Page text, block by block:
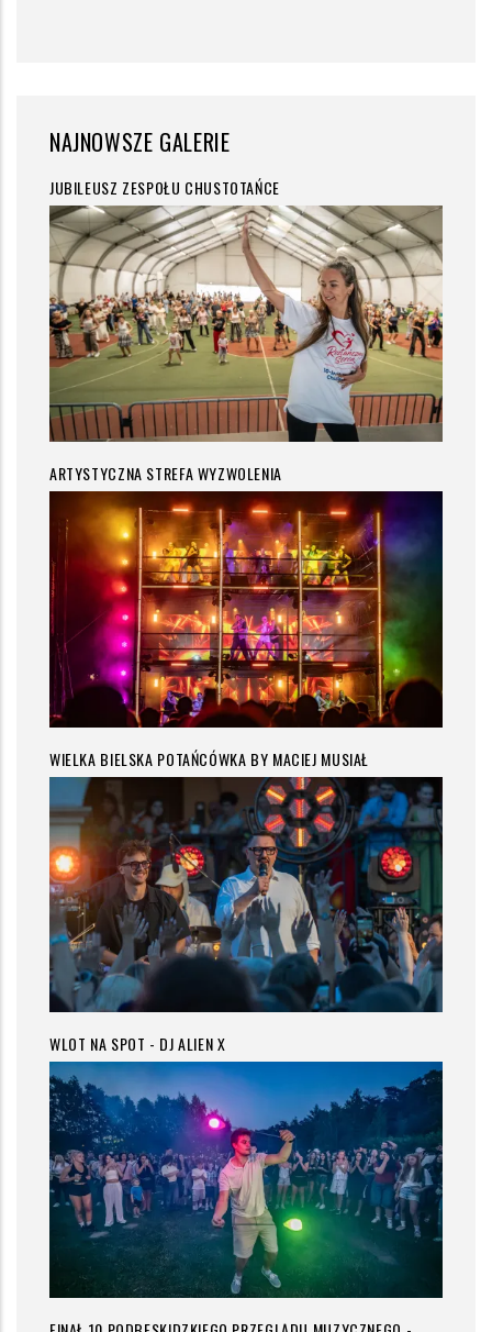
NAJNOWSZE GALERIE
JUBILEUSZ ZESPOŁU CHUSTOTAŃCE
ARTYSTYCZNA STREFA WYZWOLENIA
WIELKA BIELSKA POTAŃCÓWKA BY MACIEJ MUSIAŁ
WLOT NA SPOT - DJ ALIEN X